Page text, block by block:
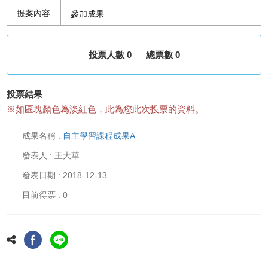
提案內容 參加成果
投票人數 0 總票數 0
投票結果
※如區塊顏色為淡紅色，此為您此次投票的資料。
自主學習課程成果A
王大華
2018-12-13
0